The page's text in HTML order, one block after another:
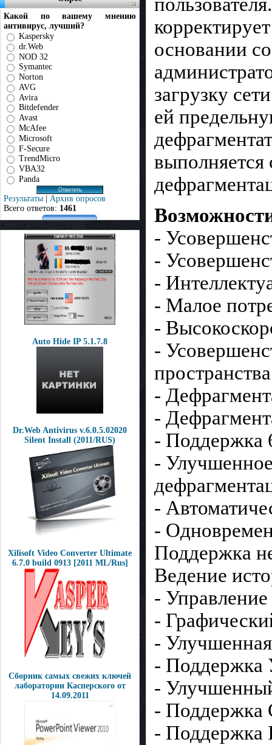
Какой по вашему мнению
антивирус, лучший?
Kaspersky
dr.Web
NOD 32
Symantec
Norton
AVG
Avira
Bitdefender
Avast
McAfee
Microsoft
F-Secure
TrendMicro
VBA32
Panda
Результаты | Архив опросов
Всего ответов: 1461
Auto Hide IP 5.1.7.8
Dr.Web Antivirus v.6.0.5.02020
Silent Install (2011/RUS)
Xilisoft Video Converter Ultimate
6.7.0 build 0913 [2011 ML/Rus]
Сборник самых свежих ключей
лаборатории Касперского от
14.09.2011
основании
загрузку
ей
выполняется
-
-
-
- Малое
-
-
пространства
-
-
- Поддержка
-
-
-
Поддержка
Ведение
-
-
-
- Поддержка
-
- Поддержка
- Поддержка